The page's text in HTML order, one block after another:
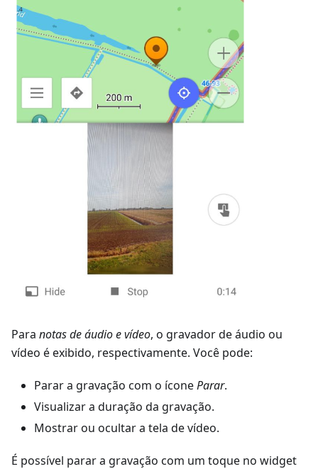
Para notas de áudio e vídeo, o gravador de áudio ou
vídeo é exibido, respectivamente. Você pode:
Parar a gravação com o íconeParar.
Visualizar a duração da gravação.
Mostrar ou ocultar a tela de vídeo.
É possível parar a gravação com um toque no widget